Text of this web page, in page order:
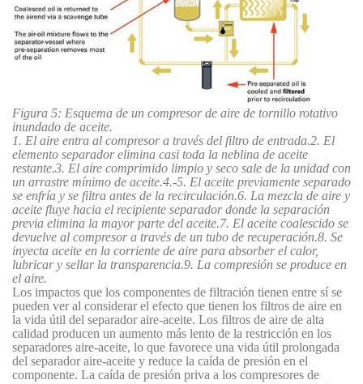
Figura 5: Esquema de un compresor de aire de tornillo rotativo
inundado de aceite.
1. El aire entra al compresor a través del filtro de entrada.2. El
elemento separador elimina casi toda la neblina de aceite
restante.3. El aire comprimido limpio y seco sale de la unidad con
un arrastre mínimo de aceite.4.-5. El aceite previamente separado
se enfría y se filtra antes de la recirculación.6. La mezcla de aire y
aceite fluye hacia el recipiente separador donde la separación
previa elimina la mayor parte del aceite.7. El aceite coalescido se
devuelve al compresor a través de un tubo de recuperación.8. Se
inyecta aceite en la corriente de aire para absorber el calor,
lubricar y sellar la transparencia.9. La compresión se produce en
el aire.
Los impactos que los componentes de filtración tienen entre sí se
pueden ver al considerar el efecto que tienen los filtros de aire en
la vida útil del separador aire-aceite. Los filtros de aire de alta
calidad producen un aumento más lento de la restricción en los
separadores aire-aceite, lo que favorece una vida útil prolongada
del separador aire-aceite y reduce la caída de presión en el
componente. La caída de presión priva a los compresores de